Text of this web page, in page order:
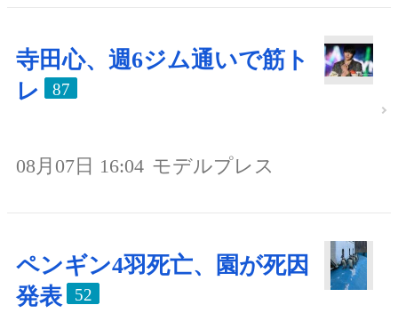
寺田心、週6ジム通いで筋ト
レ
87
08月07日 16:04 モデルプレス
ペンギン4羽死亡、園が死因
発表
52